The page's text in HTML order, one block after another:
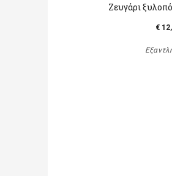
Ζευγάρι
€